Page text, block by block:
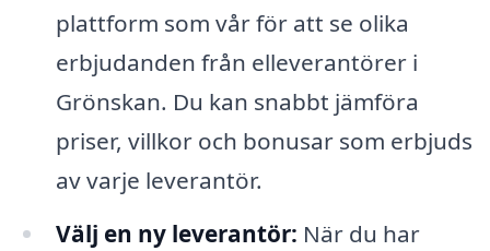
plattform som vår för att se olika
erbjudanden från elleverantörer i
Grönskan. Du kan snabbt jämföra
priser, villkor och bonusar som erbjuds
av varje leverantör.
Välj en ny leverantör: När du har